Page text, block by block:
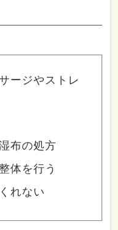
ージやストレ
布の処方
体を行う
れない